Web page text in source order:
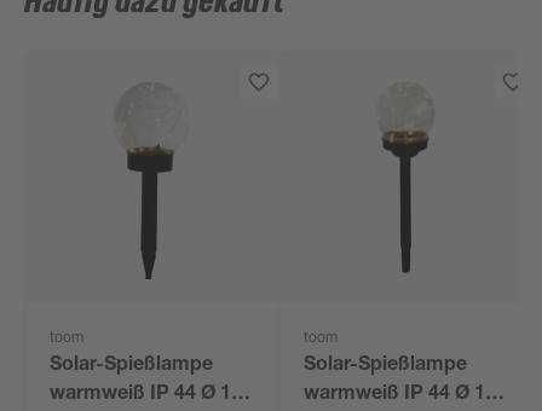
toom
Solar-Spießlampe
warmweiß IP 44 Ø 15
toom
Solar-Spießlampe
warmweiß IP 44 Ø 10